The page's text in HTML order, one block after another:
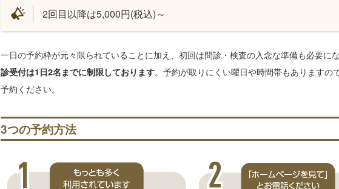
2回目以降は5,000円(税込)～
一日の予約枠が元々限られていることに加え、初回は問診・検査の入念な準備も必要にな
診受付は1日2名までに制限しております。予約が取りにくい曜日や時間帯もありますの
予約ください。
3つの予約方法